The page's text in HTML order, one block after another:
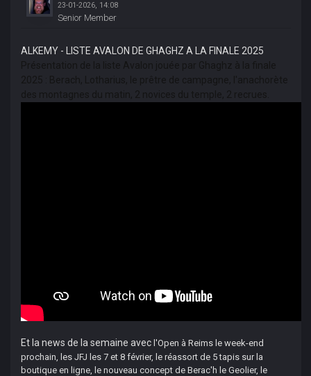
23-01-2026, 14:08
Senior Member
ALKEMY - LISTE AVALON DE GHAGHZ A LA FINALE 2025
Présentation de la liste Avalon jouée par Ghaghz à la finale
2025 : Berach, Lotharius, le prêtre de campagne, l'anachorète
des montagnes du matin, 2 novices du temple, 2 recrues.
Et la news de la semaine avec l'Open à Reims le week-end
prochain, les JFJ les 7 et 8 février, le réassort de 5 tapis sur la
boutique en ligne, le nouveau concept de Berac'h le Geolier, le